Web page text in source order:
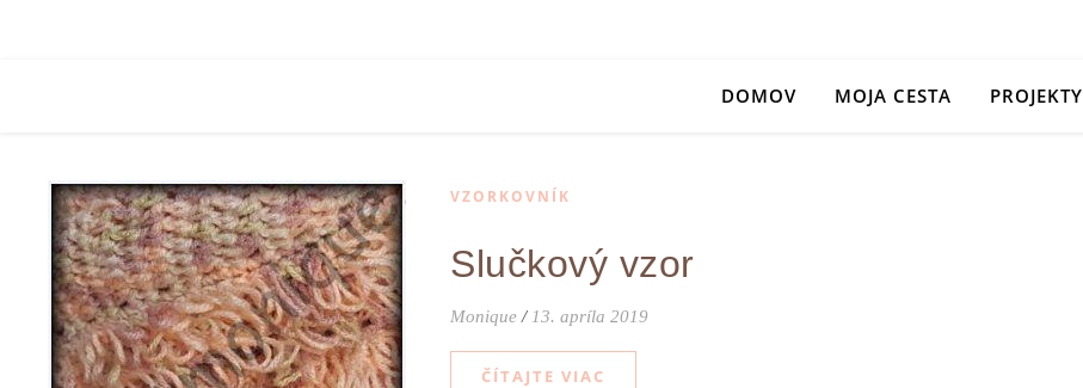
DOMOV MOJA CESTA PROJEKTY
VZORKOVNÍK
Slučkový vzor
Monique / 13. apríla 2019
ČÍTAJTE VIAC